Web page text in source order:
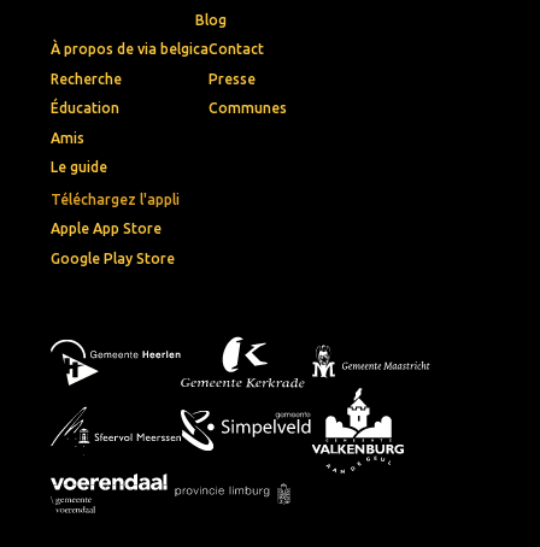
Téléchargez l'appli
Apple App Store
Google Play Store
Blog
À propos de via belgica
Recherche
Éducation
Amis
Le guide
Contact
Presse
Communes